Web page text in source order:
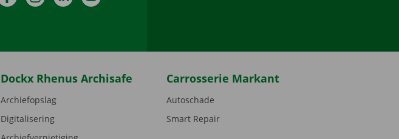
Dockx Rhenus Archisafe
Archiefopslag
Digitalisering
Carrosserie Markant
Autoschade
Smart Repair